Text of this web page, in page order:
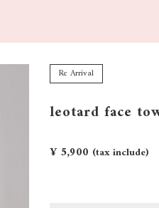
Re Arrival
leotard face
¥ 5,900 (tax include)